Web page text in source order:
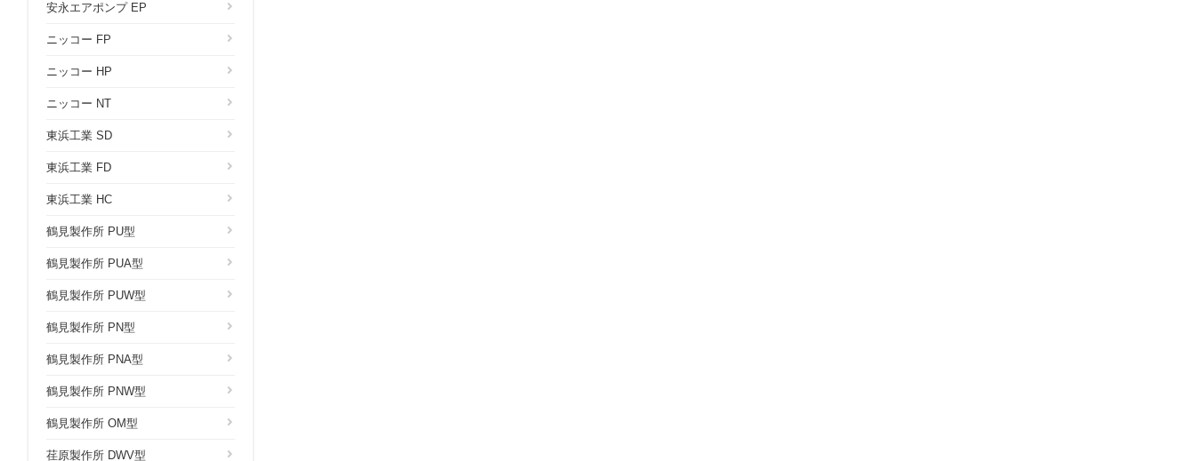
安永エアポンプ EP
ニッコー FP
ニッコー HP
ニッコー NT
東浜工業 SD
東浜工業 FD
東浜工業 HC
鶴見製作所 PU型
鶴見製作所 PUA型
鶴見製作所 PUW型
鶴見製作所 PN型
鶴見製作所 PNA型
鶴見製作所 PNW型
鶴見製作所 OM型
荏原製作所 DWV型